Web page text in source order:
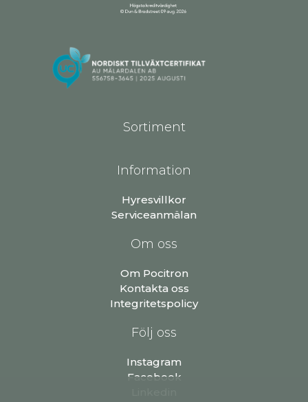
Sortiment
Information
Hyresvillkor
Serviceanmälan
Om oss
Om Pocitron
Kontakta oss
Integritetspolicy
Följ oss
Instagram
Facebook